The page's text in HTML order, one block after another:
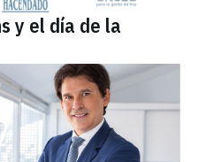
y el día de la